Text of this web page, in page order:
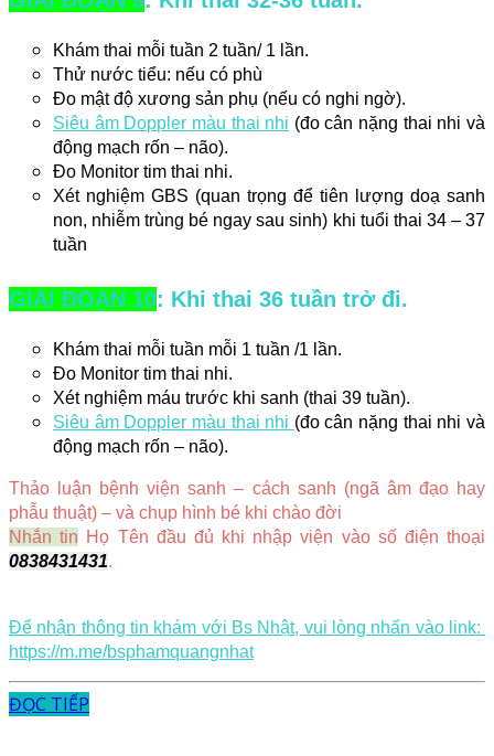
Khám thai mỗi tuần 2 tuần/ 1 lần.
Thử nước tiểu: nếu có phù
Đo mật độ xương sản phụ (nếu có nghi ngờ).
Siêu âm Doppler màu thai nhi (đo cân nặng thai nhi và
động mạch rốn – não).
Đo Monitor tim thai nhi.
Xét nghiệm GBS (quan trọng để tiên lượng doạ sanh
non, nhiễm trùng bé ngay sau sinh) khi tuổi thai 34 – 37
tuần
GIAI ĐOẠN 10: Khi thai 36 tuần trở đi.
Khám thai mỗi tuần mỗi 1 tuần /1 lần.
Đo Monitor tim thai nhi.
Xét nghiệm máu trước khi sanh (thai 39 tuần).
Siêu âm Doppler màu thai nhi (đo cân nặng thai nhi và
động mạch rốn – não).
Thảo luận bệnh viện sanh – cách sanh (ngã âm đạo hay
phẫu thuật) – và chụp hình bé khi chào đời
Nhắn tin
0838431431.
Để nhận thông tin khám với Bs Nhật, vui lòng nhấn vào link:
https://m.me/bsphamquangnhat
ĐỌC TIẾP